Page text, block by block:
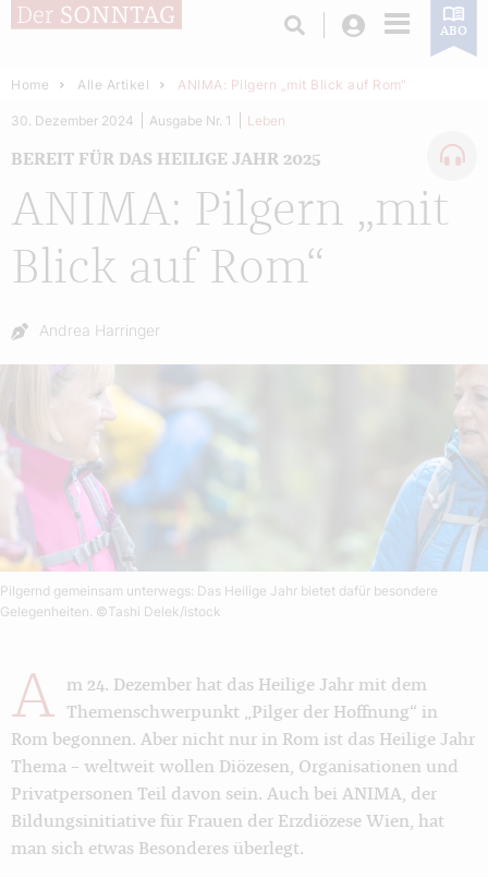
Login ABO
Home Alle Artikel ANIMA: Pilgern „mit Blick auf Rom“
ANIMA: Pilgern „mit
Blick auf Rom“
BEREIT FÜR DAS HEILIGE JAHR 2025
30. Dezember 2024 Ausgabe Nr. 1 Leben
Autor:
Andrea Harringer
Pilgernd gemeinsam unterwegs: Das Heilige Jahr bietet dafür besondere
Gelegenheiten. ©Tashi Delek/istock
A
m 24. Dezember hat das Heilige Jahr mit dem
Themenschwerpunkt „Pilger der Hoffnung“ in
Rom begonnen. Aber nicht nur in Rom ist das Heilige Jahr
Thema – weltweit wollen Diözesen, Organisationen und
Privatpersonen Teil davon sein. Auch bei ANIMA, der
Bildungsinitiative für Frauen der Erzdiözese Wien, hat
man sich etwas Besonderes überlegt.